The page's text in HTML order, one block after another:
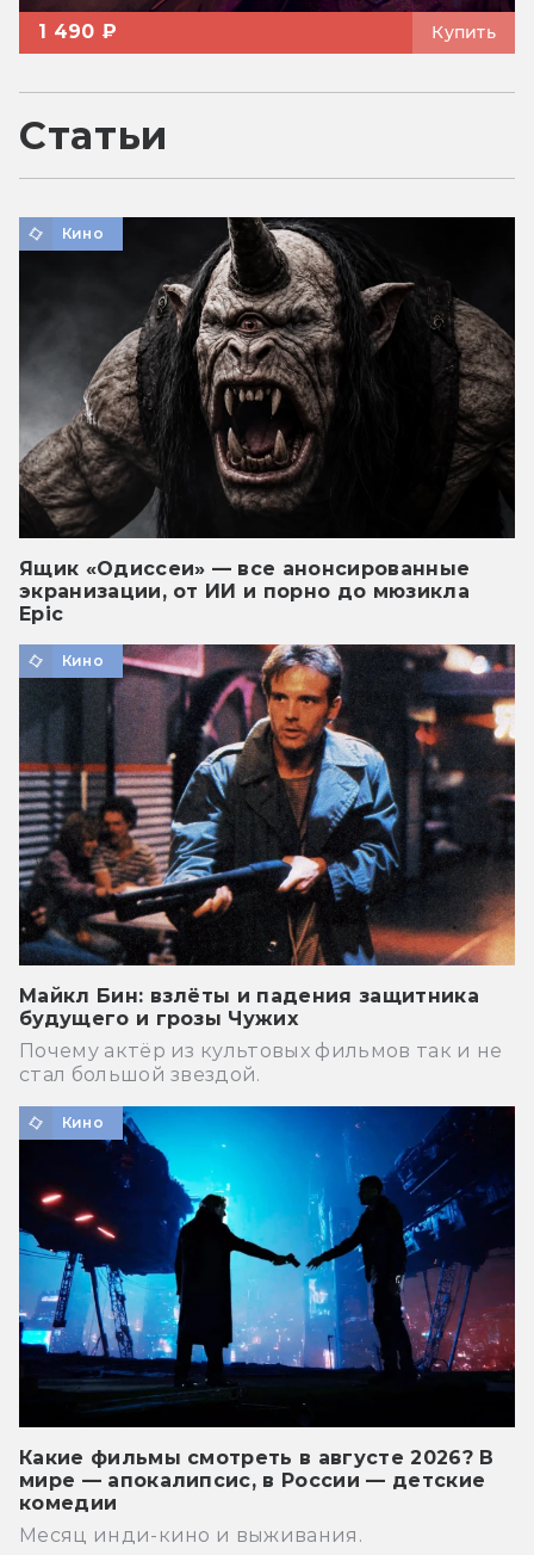
1 490 ₽ Купить
Статьи
Кино
Ящик «Одиссеи» — все анонсированные
экранизации, от ИИ и порно до мюзикла
Epic
Кино
Майкл Бин: взлёты и падения защитника
будущего и грозы Чужих
Почему актёр из культовых фильмов так и не
стал большой звездой.
Кино
Какие фильмы смотреть в августе 2026? В
мире — апокалипсис, в России — детские
комедии
Месяц инди-кино и выживания.